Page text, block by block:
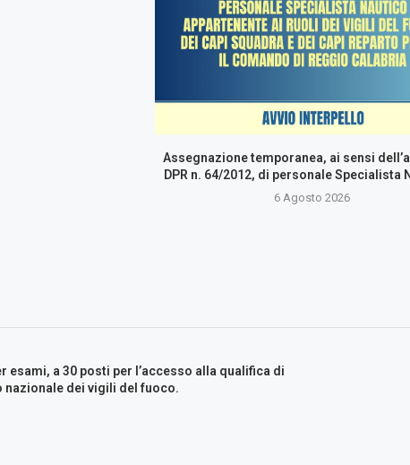
Assegnazione temporanea, ai sensi
DPR n. 64/2012, di personale Specialista
6 Agosto 2026
esami, a 30 posti per l’accesso alla qualifica di
dei vigili del fuoco.